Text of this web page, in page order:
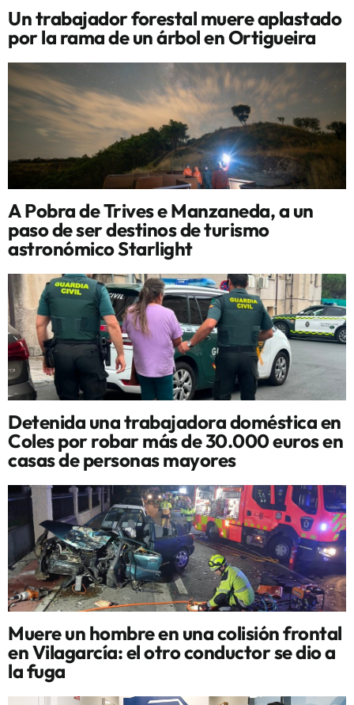
Un trabajador forestal muere aplastado
por la rama de un árbol en Ortigueira
A Pobra de Trives e Manzaneda, a un
paso de ser destinos de turismo
astronómico Starlight
Detenida una trabajadora doméstica en
Coles por robar más de 30.000 euros en
casas de personas mayores
Muere un hombre en una colisión frontal
en Vilagarcía: el otro conductor se dio a
la fuga